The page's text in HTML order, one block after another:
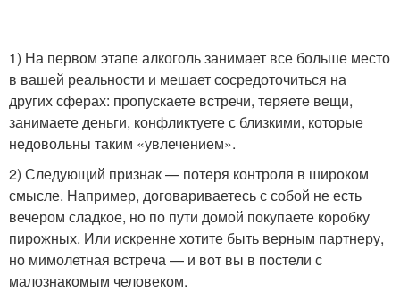
1) На первом этапе алкоголь занимает все больше место
в вашей реальности и мешает сосредоточиться на
других сферах: пропускаете встречи, теряете вещи,
занимаете деньги, конфликтуете с близкими, которые
недовольны таким «ув­лечением».
2) Следующий признак — по­теря контроля в широком
смысле. Например, договариваетесь с собой не есть
вечером сладкое, но по пути домой по­купаете коробку
пирожных. Или искренне хотите быть верным партнеру,
но мимолетная встре­ча — и вот вы в постели с
малознакомым человеком.